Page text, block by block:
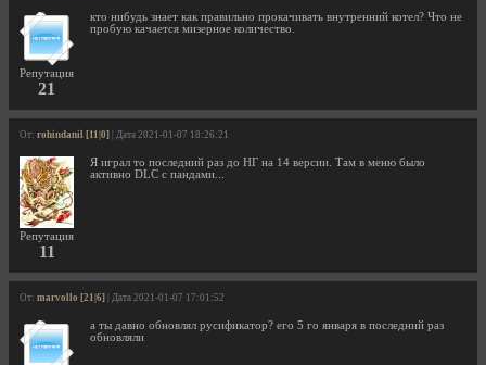
Репутация
21
кто нибудь знает как правильно прокачивать внутренний котел? Что не
пробую качается мизерное количество.
От: rohindanil [11|0] | Дата 2021-01-07 18:26:21
Репутация
11
Я играл то последний раз до НГ на 14 версии. Там в меню было
активно DLC с пандами...
От: marvollo [21|6] | Дата 2021-01-07 17:01:52
а ты давно обновлял русификатор? его 5 го января в последний раз
обновляли